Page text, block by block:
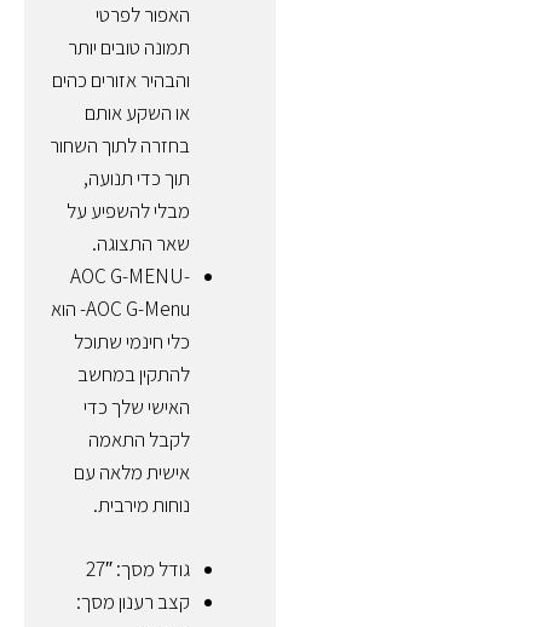
האפור לפרטי
תמונה טובים יותר
והבהיר אזורים כהים
או השקע אותם
בחזרה לתוך השחור
תוך כדי תנועה,
מבלי להשפיע על
שאר התצוגה.
AOC G-MENU-
AOC G-Menu- הוא
כלי חינמי שתוכל
להתקין במחשב
האישי שלך כדי
לקבל התאמה
אישית מלאה עם
נוחות מירבית.
גודל מסך: 27″
קצב רענון מסך: